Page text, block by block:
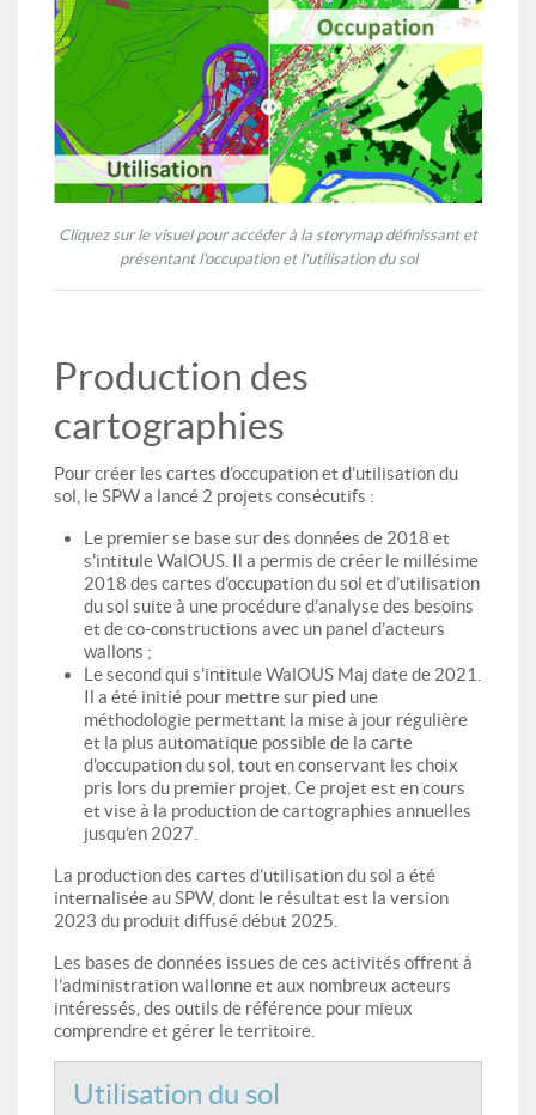
Cliquez sur le visuel pour accéder à la storymap définissant et
présentant l'occupation et l'utilisation du sol
Production des
cartographies
Pour créer les cartes d’occupation et d’utilisation du
sol, le SPW a lancé 2 projets consécutifs :
Le premier se base sur des données de 2018 et
s'intitule WalOUS. Il a permis de créer le millésime
2018 des cartes d’occupation du sol et d’utilisation
du sol suite à une procédure d’analyse des besoins
et de co-constructions avec un panel d’acteurs
wallons ;
Le second qui s'intitule WalOUS Maj date de 2021.
Il a été initié pour mettre sur pied une
méthodologie permettant la mise à jour régulière
et la plus automatique possible de la carte
d'occupation du sol, tout en conservant les choix
pris lors du premier projet. Ce projet est en cours
et vise à la production de cartographies annuelles
jusqu’en 2027.
La production des cartes d’utilisation du sol a été
internalisée au SPW, dont le résultat est la version
2023 du produit diffusé début 2025.
Les bases de données issues de ces activités offrent à
l’administration wallonne et aux nombreux acteurs
intéressés, des outils de référence pour mieux
comprendre et gérer le territoire.
Utilisation du sol